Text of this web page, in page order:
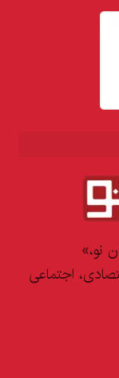
نو،»
اجتماعی